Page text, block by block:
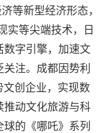
等新型经济形态，
实等尖端技术，日
数字引擎，加速文
注。成都因势利
创企业，实现数
推动文化旅游与科
的《哪吒》系列